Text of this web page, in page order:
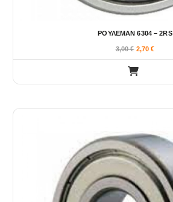
ΡΟΥΛΕΜΑΝ 6304 – 2RS
3,00€ 2,70€